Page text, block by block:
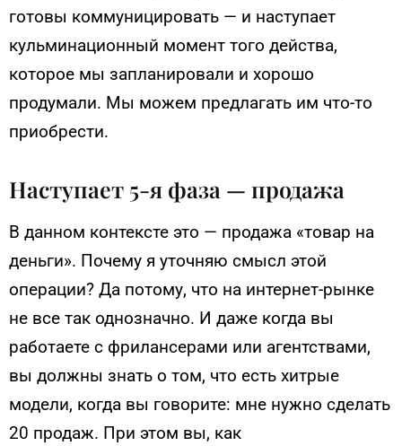
готовы коммуницировать — и наступает
кульминационный момент того действа,
которое мы запланировали и хорошо
продумали. Мы можем предлагать им что-то
приобрести.
Наступает 5-я фаза — продажа
В данном контексте это — продажа «товар на
деньги». Почему я уточняю смысл этой
операции? Да потому, что на интернет-рынке
не все так однозначно. И даже когда вы
работаете с фрилансерами или агентствами,
вы должны знать о том, что есть хитрые
модели, когда вы говорите: мне нужно сделать
20 продаж. При этом вы, как